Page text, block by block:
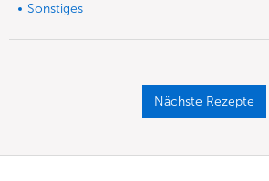
Sonstiges
Nächste Rezepte